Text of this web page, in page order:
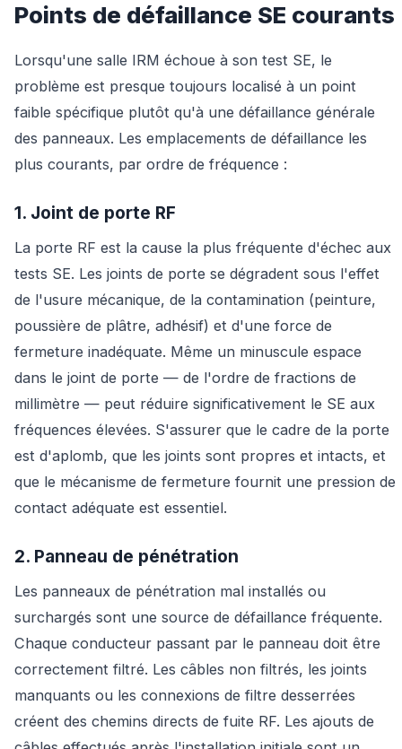
Points de défaillance SE courants
Lorsqu'une salle IRM échoue à son test SE, le
problème est presque toujours localisé à un point
faible spécifique plutôt qu'à une défaillance générale
des panneaux. Les emplacements de défaillance les
plus courants, par ordre de fréquence :
1. Joint de porte RF
La porte RF est la cause la plus fréquente d'échec aux
tests SE. Les joints de porte se dégradent sous l'effet
de l'usure mécanique, de la contamination (peinture,
poussière de plâtre, adhésif) et d'une force de
fermeture inadéquate. Même un minuscule espace
dans le joint de porte — de l'ordre de fractions de
millimètre — peut réduire significativement le SE aux
fréquences élevées. S'assurer que le cadre de la porte
est d'aplomb, que les joints sont propres et intacts, et
que le mécanisme de fermeture fournit une pression de
contact adéquate est essentiel.
2. Panneau de pénétration
Les panneaux de pénétration mal installés ou
surchargés sont une source de défaillance fréquente.
Chaque conducteur passant par le panneau doit être
correctement filtré. Les câbles non filtrés, les joints
manquants ou les connexions de filtre desserrées
créent des chemins directs de fuite RF. Les ajouts de